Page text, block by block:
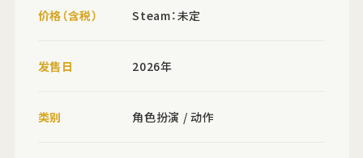
价格（含税） Steam：未定
发售日 2026年
类别 角色扮演 / 动作